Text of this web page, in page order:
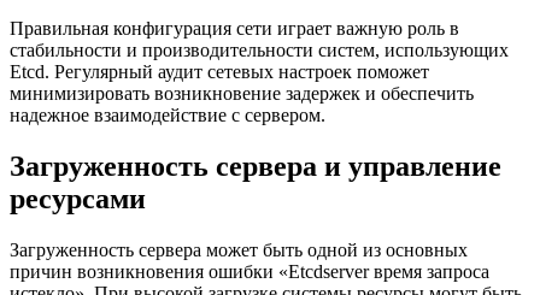
Правильная конфигурация сети играет важную роль в
стабильности и производительности систем, использующих
Etcd. Регулярный аудит сетевых настроек поможет
минимизировать возникновение задержек и обеспечить
надежное взаимодействие с сервером.
Загруженность сервера и управление
ресурсами
Загруженность сервера может быть одной из основных
причин возникновения ошибки «Etcdserver время запроса